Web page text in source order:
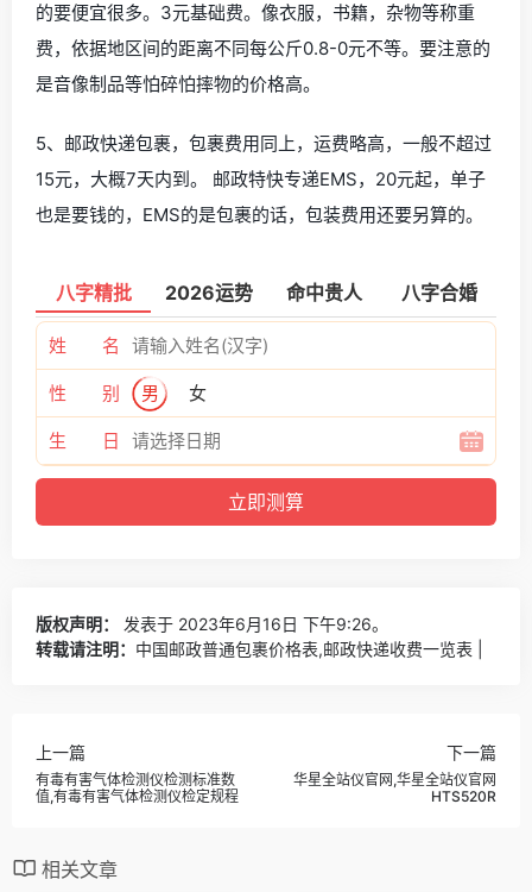
的要便宜很多。3元基础费。像衣服，书籍，杂物等称重
费，依据地区间的距离不同每公斤0.8-0元不等。要注意的
是音像制品等怕碎怕摔物的价格高。
5、邮政快递包裹，包裹费用同上，运费略高，一般不超过
15元，大概7天内到。 邮政特快专递EMS，20元起，单子
也是要钱的，EMS的是包裹的话，包装费用还要另算的。
八字精批 2026运势 命中贵人 八字合婚
姓 名
性 别 男 女
生 日
版权声明：
发表于 2023年6月16日 下午9:26。
转载请注明： 中国邮政普通包裹价格表,邮政快递收费一览表 |
上一篇
有毒有害气体检测仪检测标准数
值,有毒有害气体检测仪检定规程
下一篇
华星全站仪官网,华星全站仪官网
HTS520R
相关文章